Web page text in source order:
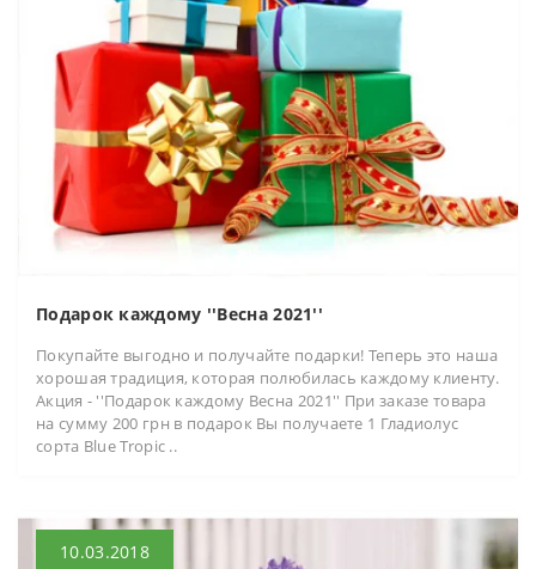
Подарок каждому ''Весна 2021''
Покупайте выгодно и получайте подарки! Теперь это наша
хорошая традиция, которая полюбилась каждому клиенту.
Акция - ''Подарок каждому Весна 2021'' При заказе товара
на сумму 200 грн в подарок Вы получаете 1 Гладиолус
сорта Blue Tropic ..
10.03.2018